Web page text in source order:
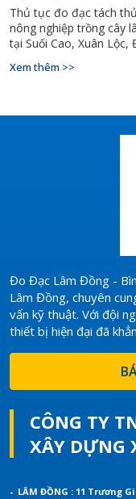
Thủ tục đo đạc tách
nông nghiệp trồng cây
tại Suối Cao, Xuân Lộc,
pháp lý, hồ sơ kỹ thuật
Xem thêm >>
Đo Đạc Lâm Đồng -
Lâm Đồng, chuyên
vấn kỹ thuật. Với đội
thiết bị hiện đại đã
CÔNG TY
XÂY DỰNG
- LÂM ĐỒNG : 11 Trương